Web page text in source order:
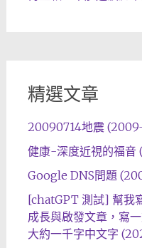
精選文章
20090714地震
健康-深度近視的福音
Google DNS問題
[chatGPT 測試] 幫我
成長與啟發文章，寫
大約一千字中文字